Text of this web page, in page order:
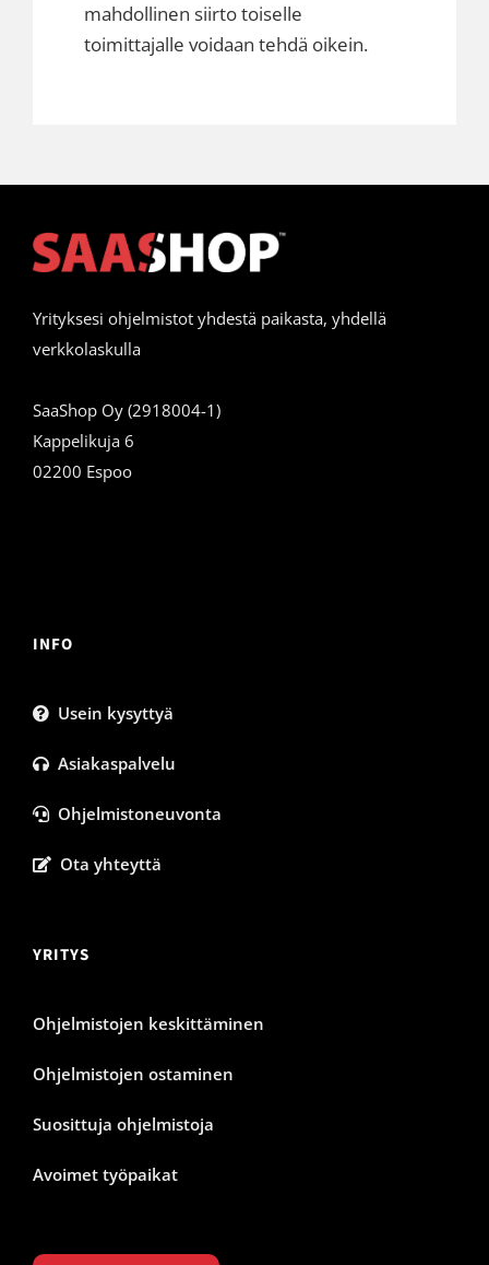
mahdollinen siirto toiselle
toimittajalle voidaan tehdä oikein.
Yrityksesi ohjelmistot yhdestä paikasta, yhdellä
verkkolaskulla
SaaShop Oy (2918004-1)
Kappelikuja 6
02200 Espoo
INFO
Usein kysyttyä
Asiakaspalvelu
Ohjelmistoneuvonta
Ota yhteyttä
YRITYS
Ohjelmistojen keskittäminen
Ohjelmistojen ostaminen
Suosittuja ohjelmistoja
Avoimet työpaikat